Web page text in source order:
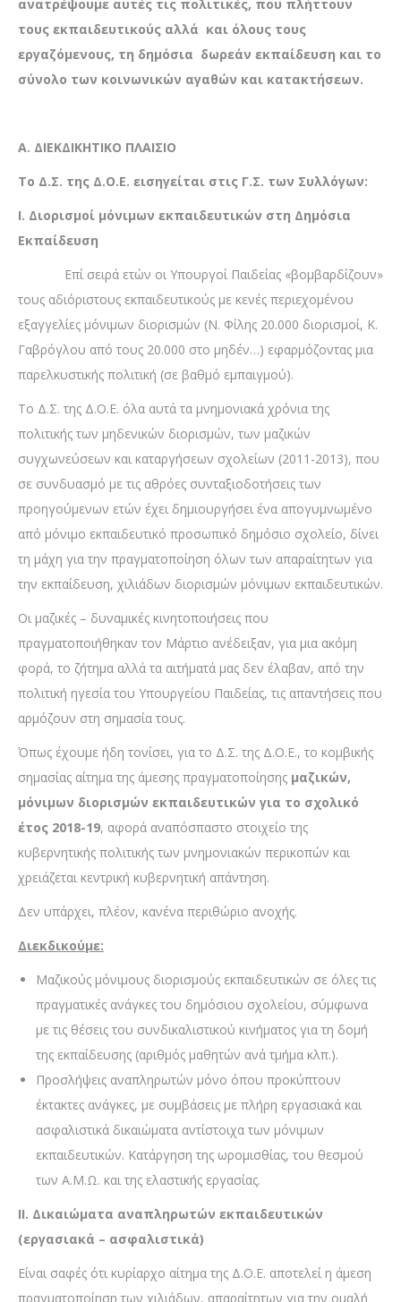
ανατρέψουμε αυτές τις πολιτικές, που πλήττουν
τους εκπαιδευτικούς αλλά και όλους τους
εργαζόμενους, τη δημόσια δωρεάν εκπαίδευση και το
σύνολο των κοινωνικών αγαθών και κατακτήσεων.
Α. ΔΙΕΚΔΙΚΗΤΙΚΟ ΠΛΑΙΣΙΟ
Το Δ.Σ. της Δ.Ο.Ε. εισηγείται στις Γ.Σ. των Συλλόγων:
Ι. Διορισμοί μόνιμων εκπαιδευτικών στη Δημόσια
Εκπαίδευση
Επί σειρά ετών οι Υπουργοί Παιδείας «βομβαρδίζουν»
τους αδιόριστους εκπαιδευτικούς με κενές περιεχομένου
εξαγγελίες μόνιμων διορισμών (Ν. Φίλης 20.000 διορισμοί, Κ.
Γαβρόγλου από τους 20.000 στο μηδέν…) εφαρμόζοντας μια
παρελκυστικής πολιτική (σε βαθμό εμπαιγμού).
Το Δ.Σ. της Δ.Ο.Ε. όλα αυτά τα μνημονιακά χρόνια της
πολιτικής των μηδενικών διορισμών, των μαζικών
συγχωνεύσεων και καταργήσεων σχολείων (2011-2013), που
σε συνδυασμό με τις αθρόες συνταξιοδοτήσεις των
προηγούμενων ετών έχει δημιουργήσει ένα απογυμνωμένο
από μόνιμο εκπαιδευτικό προσωπικό δημόσιο σχολείο, δίνει
τη μάχη για την πραγματοποίηση όλων των απαραίτητων για
την εκπαίδευση, χιλιάδων διορισμών μόνιμων εκπαιδευτικών.
Οι μαζικές – δυναμικές κινητοποιήσεις που
πραγματοποιήθηκαν τον Μάρτιο ανέδειξαν, για μια ακόμη
φορά, το ζήτημα αλλά τα αιτήματά μας δεν έλαβαν, από την
πολιτική ηγεσία του Υπουργείου Παιδείας, τις απαντήσεις που
αρμόζουν στη σημασία τους.
Όπως έχουμε ήδη τονίσει, για το Δ.Σ. της Δ.Ο.Ε., το κομβικής
σημασίας αίτημα της άμεσης πραγματοποίησης μαζικών,
μόνιμων διορισμών εκπαιδευτικών για το σχολικό
έτος 2018-19, αφορά αναπόσπαστο στοιχείο της
κυβερνητικής πολιτικής των μνημονιακών περικοπών και
χρειάζεται κεντρική κυβερνητική απάντηση.
Δεν υπάρχει, πλέον, κανένα περιθώριο ανοχής.
Διεκδικούμε:
Μαζικούς μόνιμους διορισμούς εκπαιδευτικών σε όλες τις
πραγματικές ανάγκες του δημόσιου σχολείου, σύμφωνα
με τις θέσεις του συνδικαλιστικού κινήματος για τη δομή
της εκπαίδευσης (αριθμός μαθητών ανά τμήμα κλπ.).
Προσλήψεις αναπληρωτών μόνο όπου προκύπτουν
έκτακτες ανάγκες, με συμβάσεις με πλήρη εργασιακά και
ασφαλιστικά δικαιώματα αντίστοιχα των μόνιμων
εκπαιδευτικών. Κατάργηση της ωρομισθίας, του θεσμού
των Α.Μ.Ω. και της ελαστικής εργασίας.
ΙΙ. Δικαιώματα αναπληρωτών εκπαιδευτικών
(εργασιακά – ασφαλιστικά)
Είναι σαφές ότι κυρίαρχο αίτημα της Δ.Ο.Ε. αποτελεί η άμεση
πραγματοποίηση των χιλιάδων, απαραίτητων για την ομαλή